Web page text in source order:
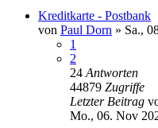
Kreditkarte - Postbank
von Paul Dorn » Sa.,
1
2
24 Antworten
44879 Zugriffe
Letzter Beitrag
Mo., 06. Nov